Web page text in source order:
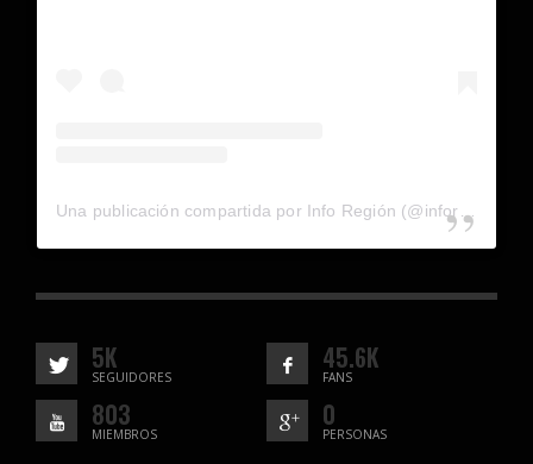
5K
SEGUIDORES
45.6K
FANS
803
MIEMBROS
0
PERSONAS